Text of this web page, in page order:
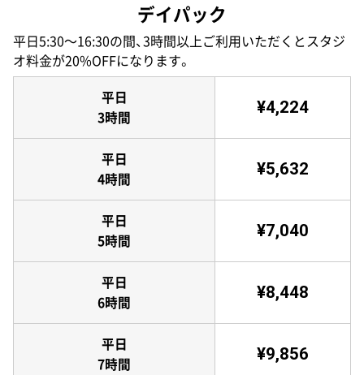
デイパック
平日5:30〜16:30の間、3時間以上ご利用いただくとスタジ
オ料金が20%OFFになります。
平日
3時間
¥4,224
平日
4時間
¥5,632
平日
5時間
¥7,040
平日
6時間
¥8,448
平日
7時間
¥9,856